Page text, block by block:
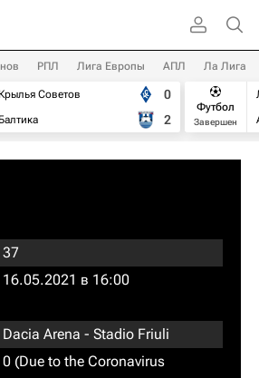
РПЛ Лига Европы АПЛ Ла Лига
Крылья Советов
Балтика
0
2
Футбол
Завершен
37
16.05.2021 в 16:00
Dacia Arena - Stadio Friuli
0 (Due to the Coronavirus